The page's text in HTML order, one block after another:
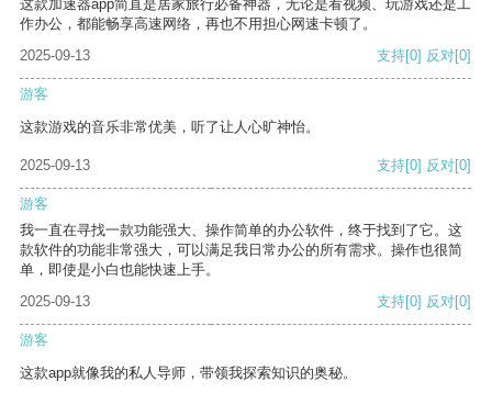
这款加速器app简直是居家旅行必备神器，无论是看视频、玩游戏还是工
作办公，都能畅享高速网络，再也不用担心网速卡顿了。
2025-09-13
支持[0] 反对[0]
游客
这款游戏的音乐非常优美，听了让人心旷神怡。
2025-09-13 支持[0] 反对[0]
游客
我一直在寻找一款功能强大、操作简单的办公软件，终于找到了它。这
款软件的功能非常强大，可以满足我日常办公的所有需求。操作也很简
单，即使是小白也能快速上手。
2025-09-13
支持[0] 反对[0]
游客
这款app就像我的私人导师，带领我探索知识的奥秘。